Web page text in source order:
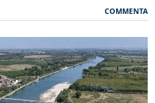
COMMENTA